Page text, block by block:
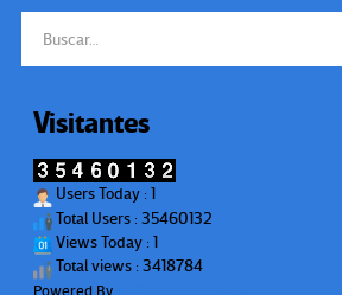
Visitantes
Users Today : 1
Total Users : 35460132
Views Today : 1
Total views : 3418784
Powered By